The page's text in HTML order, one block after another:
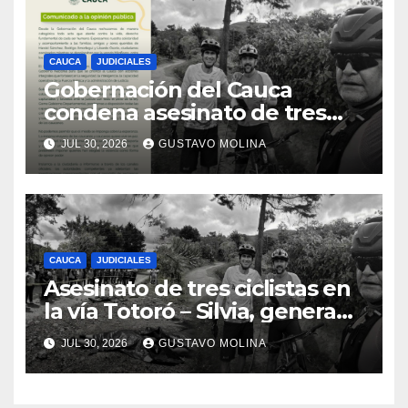
CAUCA JUDICIALES
Gobernación del Cauca
condena asesinato de tres
ciudadanos y exige medidas
urgentes al Gobierno
Nacional
JUL 30, 2026 GUSTAVO MOLINA
CAUCA JUDICIALES
Asesinato de tres ciclistas en
la vía Totoró – Silvia, genera
consternación en el Cauca
JUL 30, 2026 GUSTAVO MOLINA